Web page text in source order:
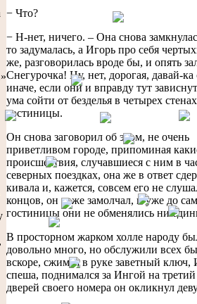
− Что?
− Н-нет, ничего. – Она снова
то задумалась, а Игорь про себя
же, разговорилась вроде бы, и опять
Снегурочка! Ну, нет, дорогая, давай-
иначе, если они и вправду тут
ума сойти от безделья в четырех стенах
гостиницы.
Он снова заговорил об этом, не очень
приветливом городе, припоминая
происшествия, случавшиеся с ним в
северных поездках, она же в ответ
кивала и, кажется, совсем его не
концов, он тоже замолчал, и уже до
гостиницы они не обменялись ни
В просторном жарком холле народу
довольно много, но обслужили всех
вскоре, сжимая в руке заветный ключ,
спеша, поднимался за Ингой на
дверей своего номера он окликнул